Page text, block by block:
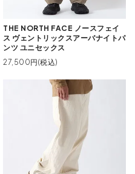
THE NORTH FACE ノースフェイ
ス ヴェントリックスアーバナイトパ
ンツ ユニセックス
27,500円(税込)